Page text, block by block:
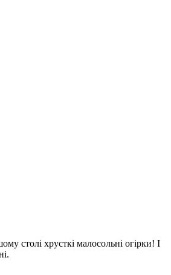
столі хрусткі малосольні огірки! І